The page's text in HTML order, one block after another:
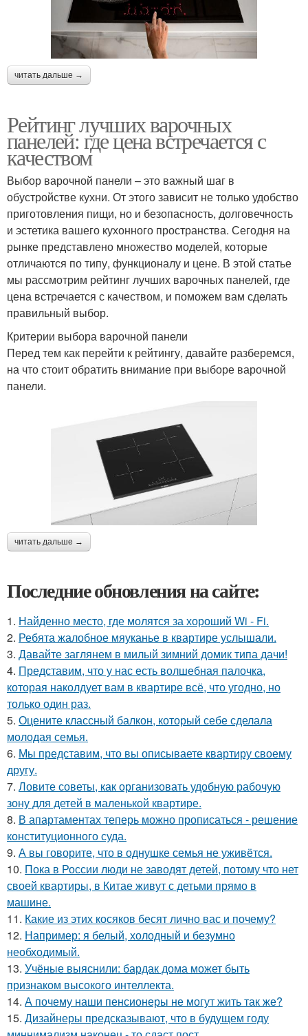
читать дальше →
Рейтинг лучших варочных
панелей: где цена встречается с
качеством
Выбор варочной панели – это важный шаг в
обустройстве кухни. От этого зависит не только удобство
приготовления пищи, но и безопасность, долговечность
и эстетика вашего кухонного пространства. Сегодня на
рынке представлено множество моделей, которые
отличаются по типу, функционалу и цене. В этой статье
мы рассмотрим рейтинг лучших варочных панелей, где
цена встречается с качеством, и поможем вам сделать
правильный выбор.
Критерии выбора варочной панели
Перед тем как перейти к рейтингу, давайте разберемся,
на что стоит обратить внимание при выборе варочной
панели.
читать дальше →
Последние обновления на сайте:
1. Найденно место, где молятся за хороший Wi - Fi.
2. Ребята жалобное мяуканье в квартире услышали.
3. Давайте заглянем в милый зимний домик типа дачи!
4. Представим, что у нас есть волшебная палочка,
которая наколдует вам в квартире всё, что угодно, но
только один раз.
5. Оцените классный балкон, который себе сделала
молодая семья.
6. Мы представим, что вы описываете квартиру своему
другу.
7. Ловите советы, как организовать удобную рабочую
зону для детей в маленькой квартире.
8. В апартаментах теперь можно прописаться - решение
конституционного суда.
9. А вы говорите, что в однушке семья не уживётся.
10. Пока в России люди не заводят детей, потому что нет
своей квартиры, в Китае живут с детьми прямо в
машине.
11. Какие из этих косяков бесят лично вас и почему?
12. Например: я белый, холодный и безумно
необходимый.
13. Учёные выяснили: бардак дома может быть
признаком высокого интеллекта.
14. А почему наши пенсионеры не могут жить так же?
15. Дизайнеры предсказывают, что в будущем году